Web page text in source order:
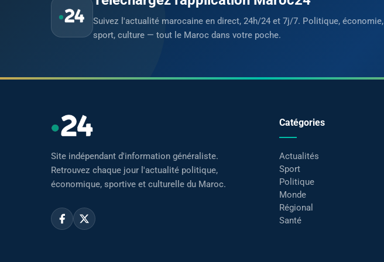
Suivez l'actualité marocaine en direct, 24h/24 et 7j/7. Politique, économie,
sport, culture — tout le Maroc dans votre poche.
Site indépendant d'information généraliste.
Retrouvez chaque jour l'actualité politique,
économique, sportive et culturelle du Maroc.
Catégories
Actualités
Sport
Politique
Monde
Régional
Santé